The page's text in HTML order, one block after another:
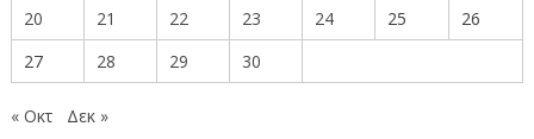
20
21 22 23 24 25
26
27
28 29 30
« Οκτ Δεκ »